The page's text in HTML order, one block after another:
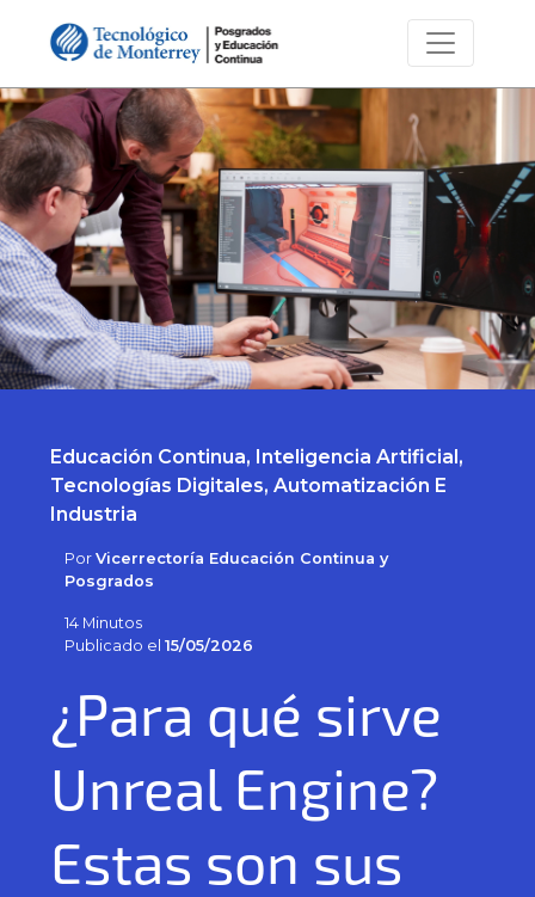
Educación Continua, Inteligencia Artificial,
Tecnologías Digitales, Automatización E
Industria
Por Vicerrectoría Educación Continua y
Posgrados
14 Minutos
Publicado el 15/05/2026
¿Para qué sirve
Unreal Engine?
Estas son sus